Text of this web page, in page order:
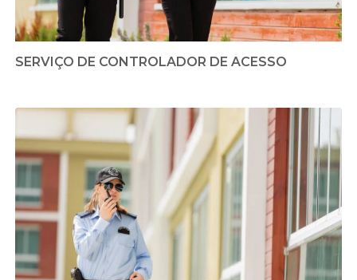
SERVIÇO DE CONTROLADOR DE ACESSO